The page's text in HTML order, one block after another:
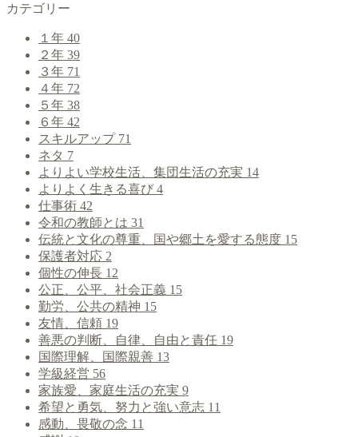
カテゴリー
１年 40
２年 39
３年 71
４年 72
５年 38
６年 42
スキルアップ 71
ネタ 7
よりよい学校生活、集団生活の充実 14
よりよく生きる喜び 4
仕事術 42
令和の教師とは 31
伝統と文化の尊重、国や郷土を愛する態度 15
保護者対応 2
個性の伸長 12
公正、公平、社会正義 15
勤労、公共の精神 15
友情、信頼 19
善悪の判断、自律、自由と責任 19
国際理解、国際親善 13
学級経営 56
家族愛、家庭生活の充実 9
希望と勇気、努力と強い意志 11
感動、畏敬の念 11